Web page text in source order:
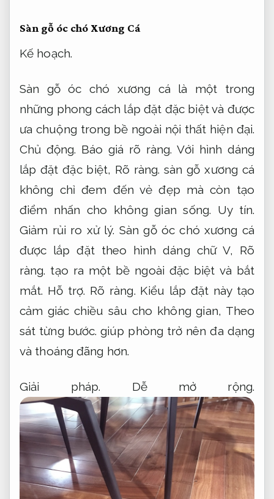
Sàn gỗ óc chó Xương Cá
Kế hoạch.
Sàn gỗ óc chó xương cá là một trong
những phong cách lắp đặt đặc biệt và được
ưa chuộng trong bề ngoài nội thất hiện đại.
Chủ động. Báo giá rõ ràng. Với hình dáng
lắp đặt đặc biệt, Rõ ràng. sàn gỗ xương cá
không chỉ đem đến vẻ đẹp mà còn tạo
điểm nhấn cho không gian sống. Uy tín.
Giảm rủi ro xử lý. Sàn gỗ óc chó xương cá
được lắp đặt theo hình dáng chữ V, Rõ
ràng. tạo ra một bề ngoài đặc biệt và bắt
mắt. Hỗ trợ. Rõ ràng. Kiểu lắp đặt này tạo
cảm giác chiều sâu cho không gian, Theo
sát từng bước. giúp phòng trở nên đa dạng
và thoáng đãng hơn.
Giải pháp. Dễ mở rộng.